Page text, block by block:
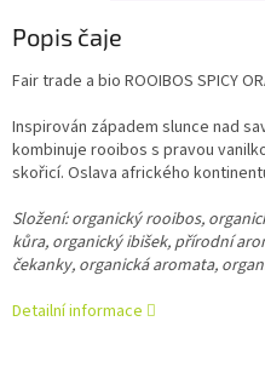
Popis čaje
Fair trade a bio ROOIBOS SPICY
Inspirován západem slunce nad
kombinuje rooibos s pravou
skořicí. Oslava afrického
Složení: organický rooibos,
kůra, organický ibišek, přírodní
čekanky, organická aromata,
Detailní informace